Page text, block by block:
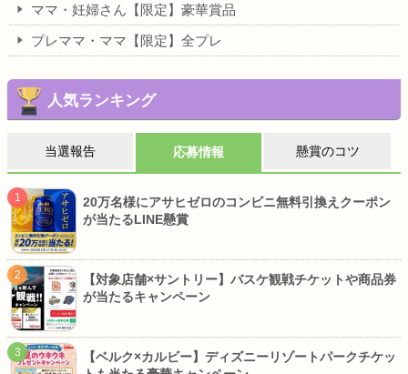
ママ・妊婦さん【限定】豪華賞品
プレママ・ママ【限定】全プレ
人気ランキング
当選報告 応募情報 懸賞のコツ
20万名様にアサヒゼロのコンビニ無料引換えクーポン
が当たるLINE懸賞
【対象店舗×サントリー】バスケ観戦チケットや商品券
が当たるキャンペーン
【ベルク×カルビー】ディズニーリゾートパークチケッ